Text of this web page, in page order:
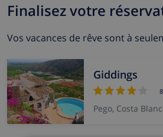
Finalisez votre
Vos vacances de rêve sont à
Giddings
Pego, Costa